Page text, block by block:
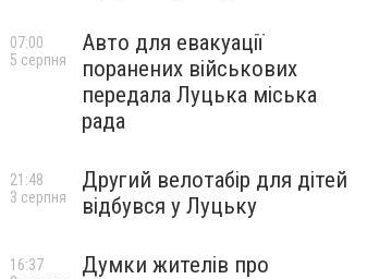
Авто для евакуації
поранених військових
передала Луцька міська
рада
07:00
5 серпня
Другий велотабір для дітей
відбувся у Луцьку
21:48
3 серпня
Думки жителів про
16:37